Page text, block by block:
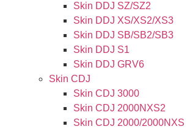
Skin DDJ SZ/SZ2
Skin DDJ XS/XS2/XS3
Skin DDJ SB/SB2/SB3
Skin DDJ S1
Skin DDJ GRV6
Skin CDJ
Skin CDJ 3000
Skin CDJ 2000NXS2
Skin CDJ 2000/2000NXS